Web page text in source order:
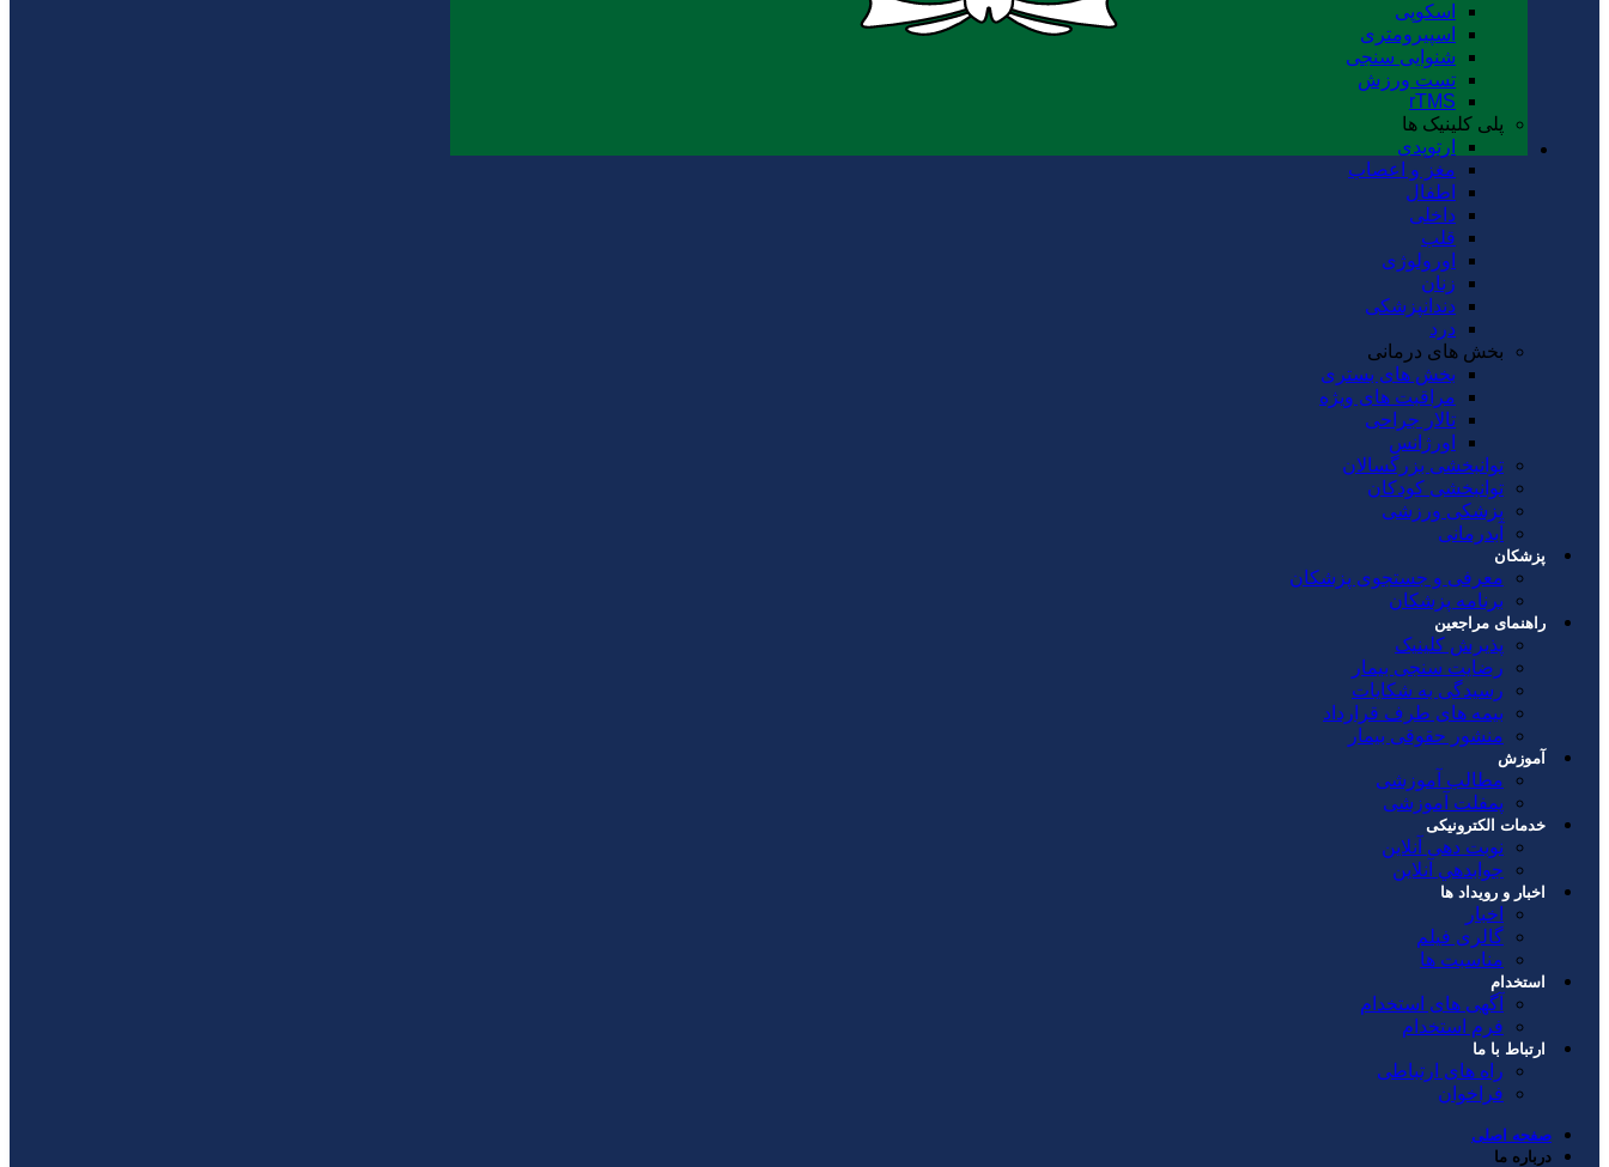
اسکوپی
اسپیرومتری
شنوایی سنجی
تست ورزش
rTMS
پلی کلینیک ها
ارتوپدی
مغز و اعصاب
اطفال
داخلی
قلب
اورولوژی
زنان
دندانپزشکی
درد
بخش های درمانی
بخش های بستری
مراقبت های ویژه
تالار جراحی
اورژانس
توانبخشی بزرگسالان
توانبخشی کودکان
پزشکی ورزشی
آبدرمانی
پزشکان
معرفی و جستجوی پزشکان
برنامه پزشکان
راهنمای مراجعین
پذیرش کلینیک
رضایت سنجی بیمار
رسیدگی به شکایات
بیمه های طرف قرارداد
منشور حقوقی بیمار
آموزش
مطالب آموزشی
پمفلت آموزشی
خدمات الکترونیکی
نوبت دهی آنلاین
جوابدهي آنلاين
اخبار و رویداد ها
اخبار
گالری فیلم
مناسبت ها
استخدام
آگهی های استخدام
فرم استخدام
ارتباط با ما
راه های ارتباطی
فراخوان
صفحه اصلی
درباره ما